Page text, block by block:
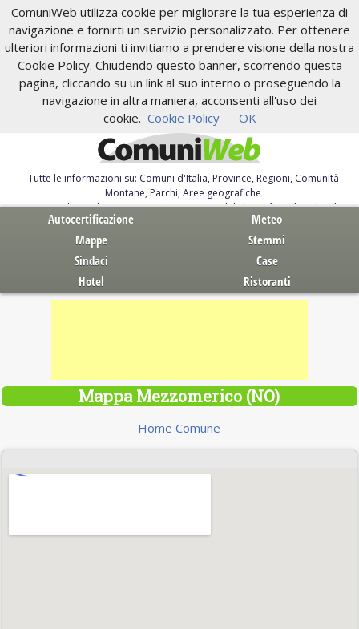
ComuniWeb utilizza cookie per migliorare la tua esperienza di
navigazione e fornirti un servizio personalizzato. Per ottenere
ulteriori informazioni ti invitiamo a prendere visione della nostra
Cookie Policy. Chiudendo questo banner, scorrendo questa
pagina, cliccando su un link al suo interno o proseguendo la
navigazione in altra maniera, acconsenti all'uso dei
cookie. Cookie Policy OK
Tutte le informazioni su: Comuni d'Italia, Province, Regioni, Comunità
Montane, Parchi, Aree geografiche
Servizi al Cittadino. Autocertificazione, moduli, leggi, free download
Autocertificazione
Meteo
Mappe
Stemmi
Sindaci
Case
Hotel
Ristoranti
Mappa Mezzomerico (NO)
Home Comune